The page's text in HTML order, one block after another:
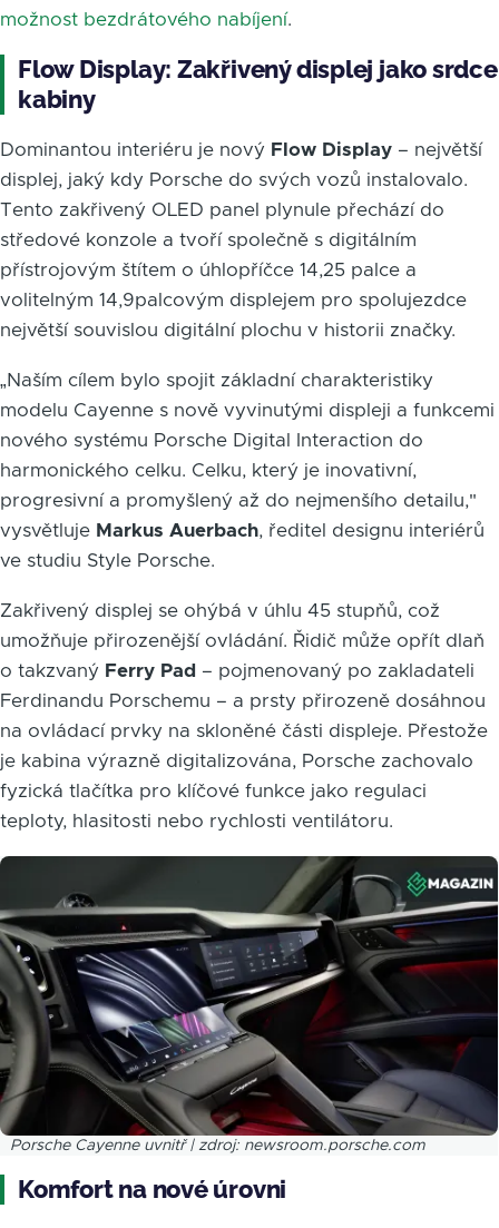
možnost bezdrátového nabíjení.
Flow Display: Zakřivený displej jako srdce
kabiny
Dominantou interiéru je nový Flow Display – největší
displej, jaký kdy Porsche do svých vozů instalovalo.
Tento zakřivený OLED panel plynule přechází do
středové konzole a tvoří společně s digitálním
přístrojovým štítem o úhlopříčce 14,25 palce a
volitelným 14,9palcovým displejem pro spolujezdce
největší souvislou digitální plochu v historii značky.
„Naším cílem bylo spojit základní charakteristiky
modelu Cayenne s nově vyvinutými displeji a funkcemi
nového systému Porsche Digital Interaction do
harmonického celku. Celku, který je inovativní,
progresivní a promyšlený až do nejmenšího detailu,"
vysvětluje Markus Auerbach, ředitel designu interiérů
ve studiu Style Porsche.
Zakřivený displej se ohýbá v úhlu 45 stupňů, což
umožňuje přirozenější ovládání. Řidič může opřít dlaň
o takzvaný Ferry Pad – pojmenovaný po zakladateli
Ferdinandu Porschemu – a prsty přirozeně dosáhnou
na ovládací prvky na skloněné části displeje. Přestože
je kabina výrazně digitalizována, Porsche zachovalo
fyzická tlačítka pro klíčové funkce jako regulaci
teploty, hlasitosti nebo rychlosti ventilátoru.
Porsche Cayenne uvnitř | zdroj: newsroom.porsche.com
Komfort na nové úrovni